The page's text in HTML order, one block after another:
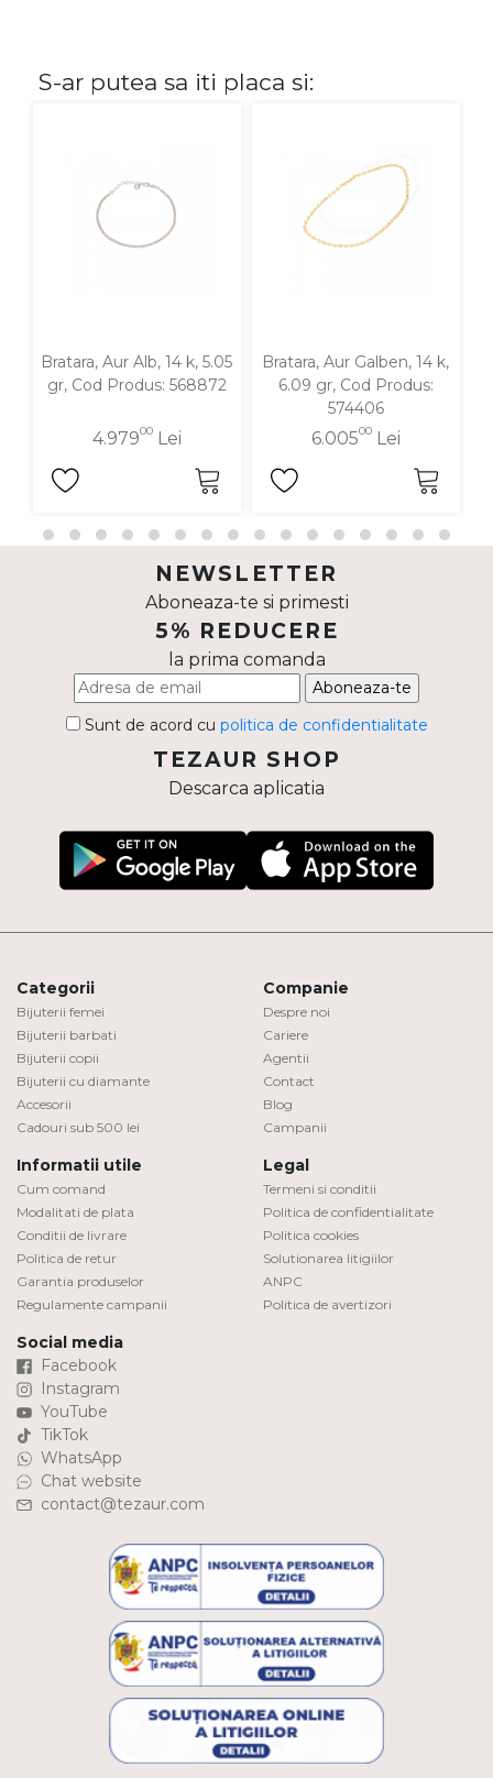
S-ar putea sa iti placa si:
Bratara, Aur Alb, 14 k, 5.05
gr, Cod Produs: 568872
4.97900Lei
Bratara, Aur Galben, 14 k,
6.09 gr, Cod Produs:
574406
6.00500Lei
NEWSLETTER
Aboneaza-te si primesti
5% REDUCERE
la prima comanda
Aboneaza-te
Sunt de acord cu politica de confidentialitate
TEZAUR SHOP
Descarca aplicatia
Categorii
Bijuterii femei
Bijuterii barbati
Bijuterii copii
Bijuterii cu diamante
Accesorii
Cadouri sub 500 lei
Companie
Despre noi
Cariere
Agentii
Contact
Blog
Campanii
Informatii utile
Cum comand
Modalitati de plata
Conditii de livrare
Politica de retur
Garantia produselor
Regulamente campanii
Legal
Termeni si conditii
Politica de confidentialitate
Politica cookies
Solutionarea litigiilor
ANPC
Politica de avertizori
Social media
Facebook
Instagram
YouTube
TikTok
WhatsApp
Chat website
contact@tezaur.com